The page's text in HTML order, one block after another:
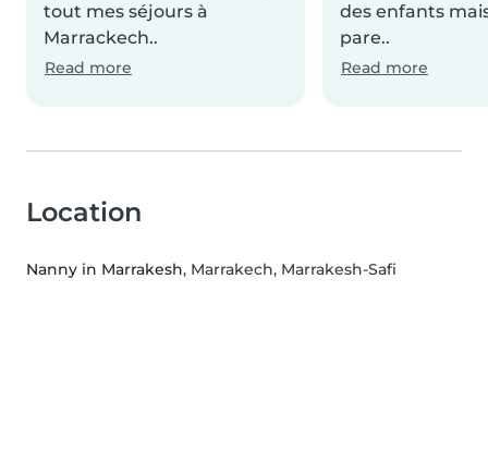
tout mes séjours à
Marrackech..
Read more
des enfants
pare..
Read more
Location
Nanny in Marrakesh, Marrakech, Marrakesh-Safi